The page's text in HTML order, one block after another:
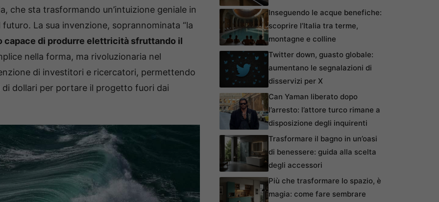
che sta trasformando un’intuizione geniale in
La sua invenzione, soprannominata “la
di produrre elettricità sfruttando il
nella forma, ma rivoluzionaria nel
di investitori e ricercatori, permettendo
di dollari per portare il progetto fuori dai
Inseguendo le acque benefiche:
scoprire l’Italia tra terme,
montagne e colline
Twitter down, guasto globale:
aumentano le segnalazioni di
disservizi per X
Can Yaman liberato dopo
l’arresto: l’attore turco rimane a
disposizione degli inquirenti
Trasformare il bagno in un’oasi
di benessere: guida alla scelta
degli accessori
Più che trasformare lo spazio, è
magia: come fare sembrare